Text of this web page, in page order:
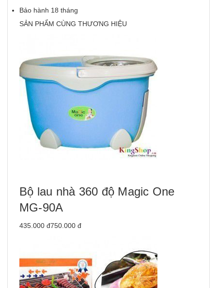
Bảo hành 18 tháng
SẢN PHẨM CÙNG THƯƠNG HIỆU
Bộ lau nhà 360 độ Magic One
MG-90A
435.000 đ750.000 đ